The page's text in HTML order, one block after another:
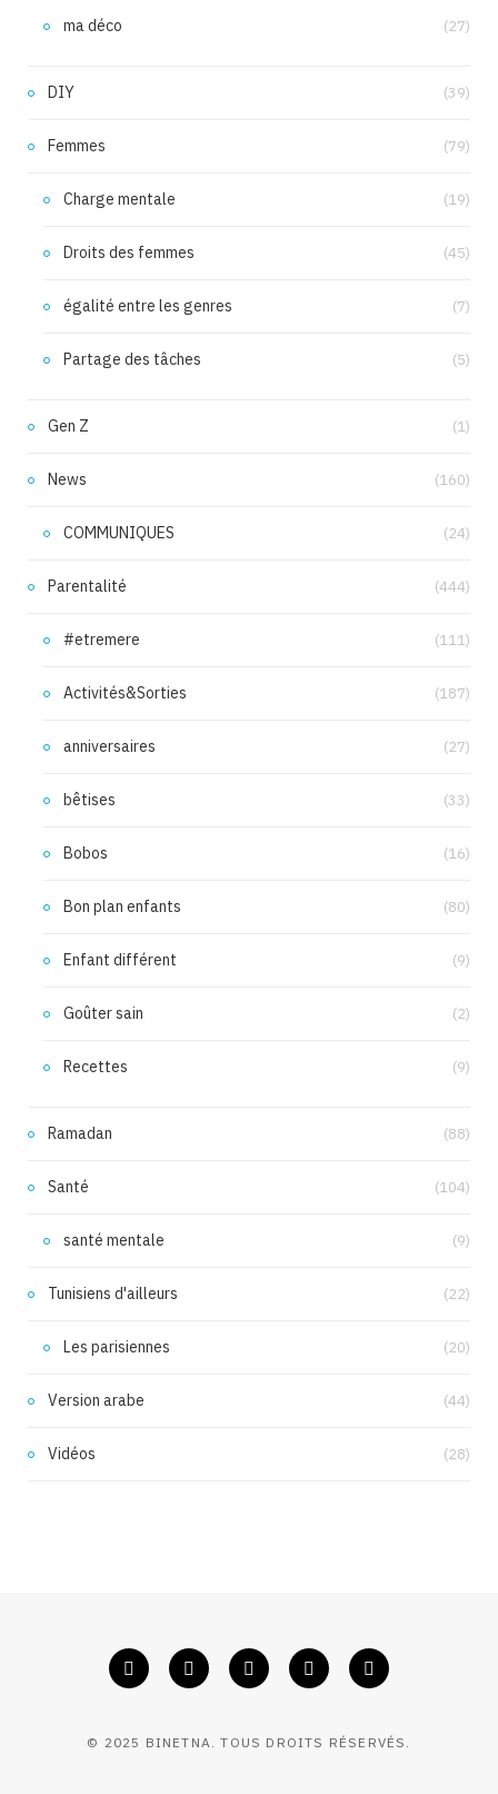
ma déco (27)
DIY (39)
Femmes (79)
Charge mentale (19)
Droits des femmes (45)
égalité entre les genres (7)
Partage des tâches (5)
Gen Z (1)
News (160)
COMMUNIQUES (24)
Parentalité (444)
#etremere (111)
Activités&Sorties (187)
anniversaires (27)
bêtises (33)
Bobos (16)
Bon plan enfants (80)
Enfant différent (9)
Goûter sain (2)
Recettes (9)
Ramadan (88)
Santé (104)
santé mentale (9)
Tunisiens d'ailleurs (22)
Les parisiennes (20)
Version arabe (44)
Vidéos (28)
© 2025 BINETNA. TOUS DROITS RÉSERVÉS.